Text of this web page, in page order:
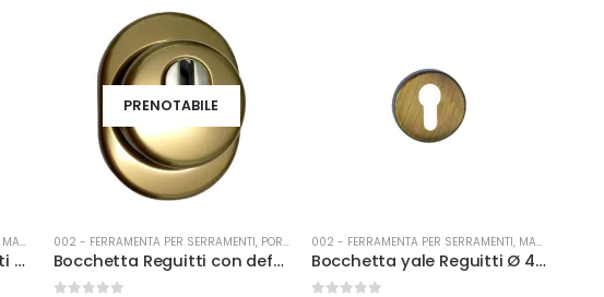
MANIGLIERIA
Bocchetta patent Reguitti Ø 50 cromo
PRENOTABILE
002 - FERRAMENTA PER SERRAMENTI, PORTE
Bocchetta Reguitti con defender antitrapano Ø 46 olv
002 - FERRAMENTA PER SERRAMENTI, MANIGLIERIA
Bocchetta yale Reguitti Ø 45 brz